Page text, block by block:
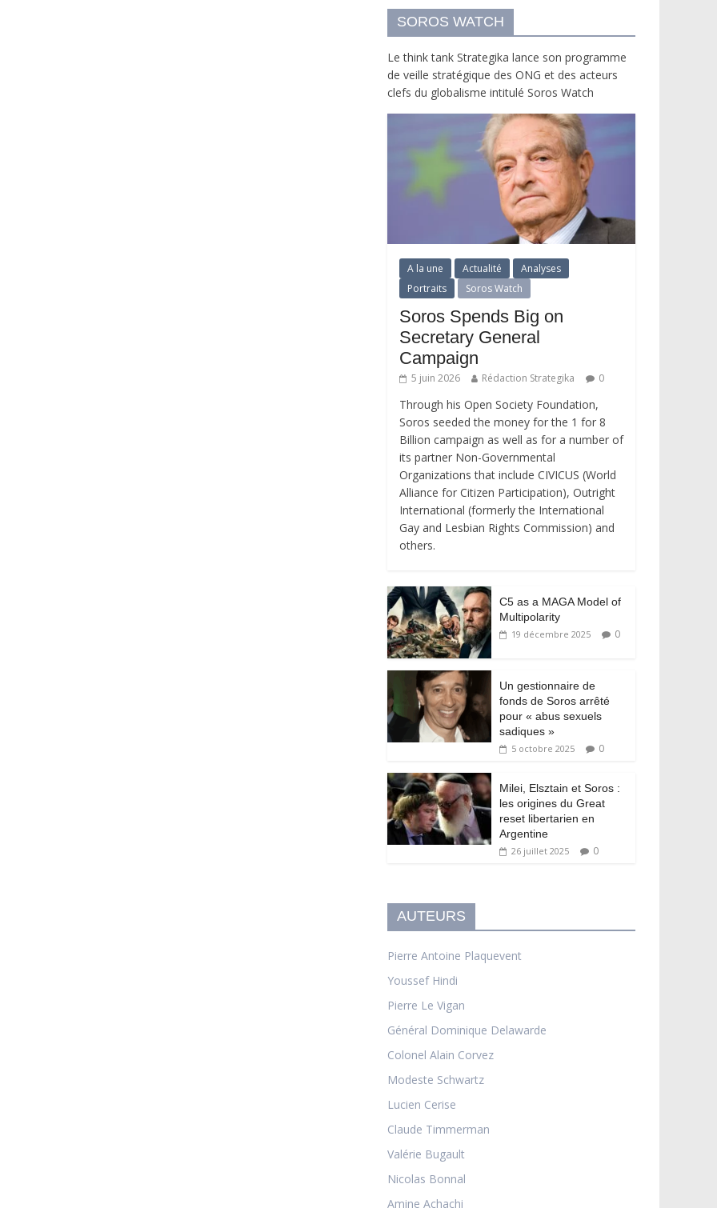
SOROS WATCH
Le think tank Strategika lance son programme
de veille stratégique des ONG et des acteurs
clefs du globalisme intitulé Soros Watch
A la une Actualité
Analyses
Portraits
Soros Watch
Soros Spends Big on
Secretary General
Campaign
5 juin 2026 Rédaction Strategika 0
Through his Open Society Foundation,
Soros seeded the money for the 1 for 8
Billion campaign as well as for a number of
its partner Non-Governmental
Organizations that include CIVICUS (World
Alliance for Citizen Participation), Outright
International (formerly the International
Gay and Lesbian Rights Commission) and
others.
C5 as a MAGA Model of
Multipolarity
19 décembre 2025 0
Un gestionnaire de
fonds de Soros arrêté
pour « abus sexuels
sadiques »
5 octobre 2025 0
Milei, Elsztain et Soros :
les origines du Great
reset libertarien en
Argentine
26 juillet 2025 0
AUTEURS
Pierre Antoine Plaquevent
Youssef Hindi
Pierre Le Vigan
Général Dominique Delawarde
Colonel Alain Corvez
Modeste Schwartz
Lucien Cerise
Claude Timmerman
Valérie Bugault
Nicolas Bonnal
Amine Achachi